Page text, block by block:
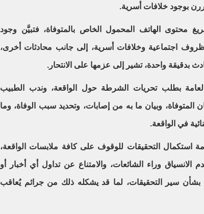
بوجود خلافات أسرية.
محتوى الهاتف المحمول الخاص بالمتوفاة، فتبيَّن وجود
اجتماعية وخلافات أسرية، إلى جانب محادثات أخرى،
بدقيقة واحدة، تشير إلى عزمها على الانتحار.
العامة بطلب تحريات الشرطة حول الواقعة، وندب الطبيب
المتوفاة، وبيان ما به من إصابات، وتحديد سبب الوفاة، وما
في الواقعة.
استكمال التحقيقات للوقوف على كافة ملابسات الواقعة،
الانسياق وراء الشائعات، والامتناع عن تداول أي أخبار أو
بشأن سير التحقيقات، لما قد يشكله ذلك من جرائم يُعاقب